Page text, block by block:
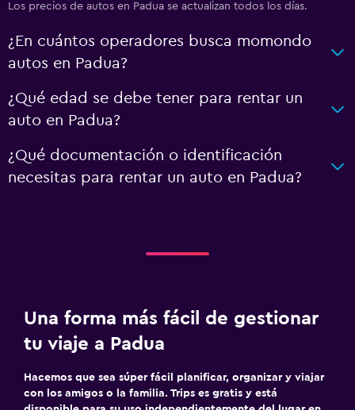
Los precios de autos en Padua se actualizan todos los días.
¿En cuántos operadores busca momondo
autos en Padua?
¿Qué edad se debe tener para rentar un
auto en Padua?
¿Qué documentación o identificación
necesitas para rentar un auto en Padua?
Una forma más fácil de gestionar
tu viaje a Padua
Hacemos que sea súper fácil planificar, organizar y viajar
con los amigos o la familia. Trips es gratis y está